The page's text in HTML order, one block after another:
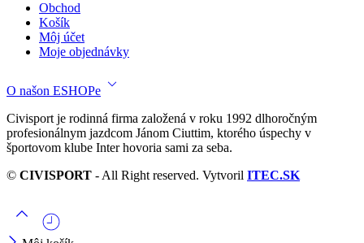
Obchod
Košík
Môj účet
Moje objednávky
O našon ESHOPe
Civisport je rodinná firma založená v roku 1992 dlhoročným
profesionálnym jazdcom Jánom Ciuttim, ktorého úspechy v
športovom klube Inter hovoria sami za seba.
© CIVISPORT - All Right reserved. Vytvoril ITEC.SK